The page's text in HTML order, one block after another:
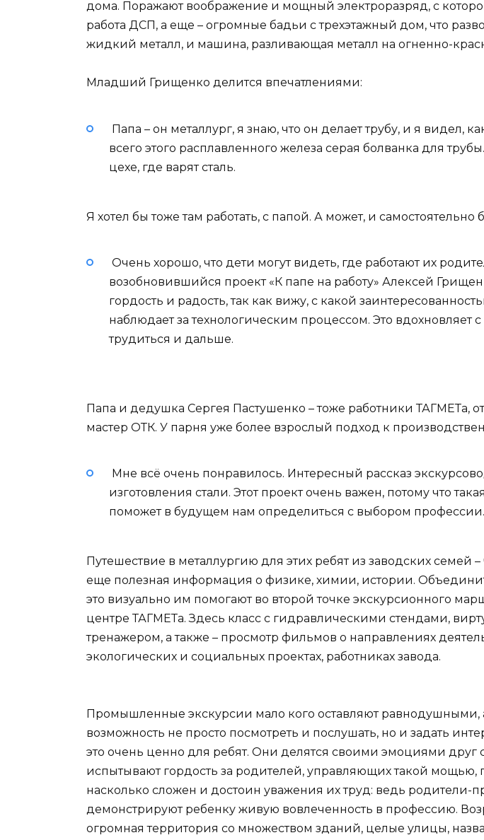
дома. Поражают воображение и мощный электроразряд, с
работа ДСП, а еще – огромные бадьи с трехэтажный дом, что
жидкий металл, и машина, разливающая металл на огненно-
Младший Грищенко делится впечатлениями:
Папа – он металлург, я знаю, что он делает трубу, и я видел,
всего этого расплавленного железа серая болванка для
цехе, где варят сталь.
Я хотел бы тоже там работать, с папой. А может, и самостоятельно
Очень хорошо, что дети могут видеть, где работают их
возобновившийся проект «К папе на работу» Алексей
гордость и радость, так как вижу, с какой
наблюдает за технологическим процессом. Это вдохновляет
трудиться и дальше.
Папа и дедушка Сергея Пастушенко – тоже работники ТАГМЕТа,
мастер ОТК. У парня уже более взрослый подход к
Мне всё очень понравилось. Интересный рассказ
изготовления стали. Этот проект очень важен, потому что
поможет в будущем нам определиться с выбором профессии.
Путешествие в металлургию для этих ребят из заводских семей –
еще полезная информация о физике, химии, истории.
это визуально им помогают во второй точке экскурсионного
центре ТАГМЕТа. Здесь класс с гидравлическими стендами,
тренажером, а также – просмотр фильмов о направлениях
экологических и социальных проектах, работниках завода.
Промышленные экскурсии мало кого оставляют равнодушными,
возможность не просто посмотреть и послушать, но и задать
это очень ценно для ребят. Они делятся своими эмоциями друг
испытывают гордость за родителей, управляющих такой мощью,
насколько сложен и достоин уважения их труд: ведь родители-
демонстрируют ребенку живую вовлеченность в профессию.
огромная территория со множеством зданий, целые улицы,